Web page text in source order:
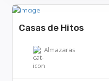
Casas de Hitos
Almazaras